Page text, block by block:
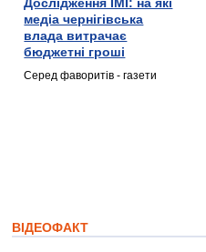
медіа чернігівська
влада витрачає
бюджетні гроші
Серед фаворитів - газети
ВІДЕОФАКТ